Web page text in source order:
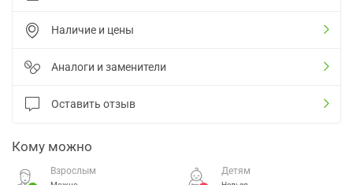
Наличие и цены
Аналоги и заменители
Оставить отзыв
Кому можно
Взрослым Детям